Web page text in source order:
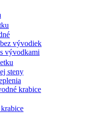
vývodiek
vývodkami
steny
krabice